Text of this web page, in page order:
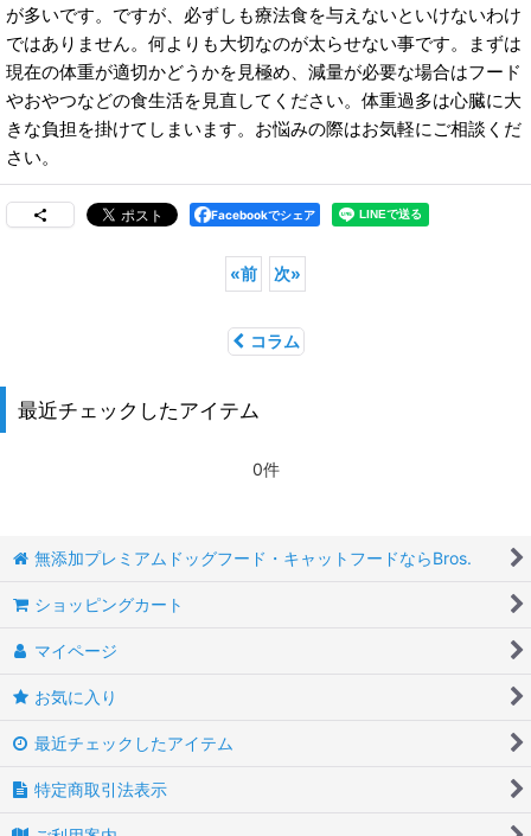
が多いです。ですが、必ずしも療法食を与えないといけないわけ
ではありません。何よりも大切なのが太らせない事です。まずは
現在の体重が適切かどうかを見極め、減量が必要な場合はフード
やおやつなどの食生活を見直してください。体重過多は心臓に大
きな負担を掛けてしまいます。お悩みの際はお気軽にご相談くだ
さい。
Facebookでシェア
«前 次»
コラム
最近チェックしたアイテム
0件
無添加プレミアムドッグフード・キャットフードならBros.
ショッピングカート
マイページ
お気に入り
最近チェックしたアイテム
特定商取引法表示